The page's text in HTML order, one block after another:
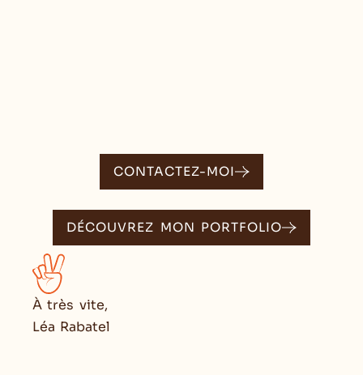
CONTACTEZ-MOI
DÉCOUVREZ MON PORTFOLIO
À très vite,
Léa Rabatel